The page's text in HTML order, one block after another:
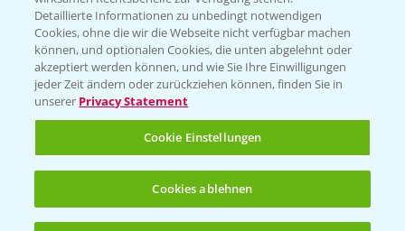
Folgen Sie uns
Allgemeine Nutzungsbedingungen
Datenschutzerklärung
Impressum
Gebrauchshinweise
Detaillierte Informationen zu unbedingt notwendigen
Cookies, ohne die wir die Webseite nicht verfügbar machen
können, und optionalen Cookies, die unten abgelehnt oder
akzeptiert werden können, und wie Sie Ihre Einwilligungen
jeder Zeit ändern oder zurückziehen können, finden Sie in
unserer Privacy Statement
Cookie Einstellungen
Cookies ablehnen